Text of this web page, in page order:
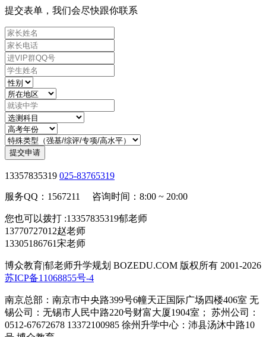
提交表单，我们会尽快跟你联系
提交申请
13357835319 025-83765319
服务QQ：1567211 咨询时间：8:00 ~ 20:00
您也可以拨打 :13357835319郁老师
13770727012赵老师
13305186761宋老师
博众教育|郁老师升学规划 BOZEDU.COM 版权所有 2001-2026
苏ICP备11068855号-4
南京总部：南京市中央路399号6幢天正国际广场四楼406室 无
锡公司：无锡市人民中路220号财富大厦1904室； 苏州公司：
0512-67672678 13372100985 徐州升学中心：沛县汤沐中路10